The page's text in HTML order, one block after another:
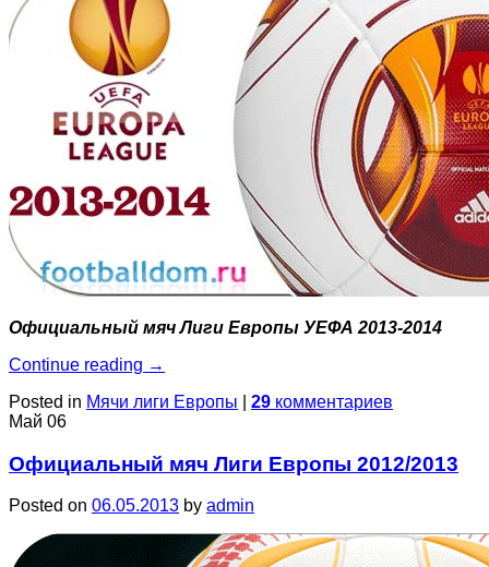
Официальный мяч Лиги Европы УЕФА 2013-2014
Continue reading →
Posted in Мячи лиги Европы 29 комментариев
Май 06
Официальный мяч Лиги Европы 2012/2013
Posted on 06.05.2013 by admin